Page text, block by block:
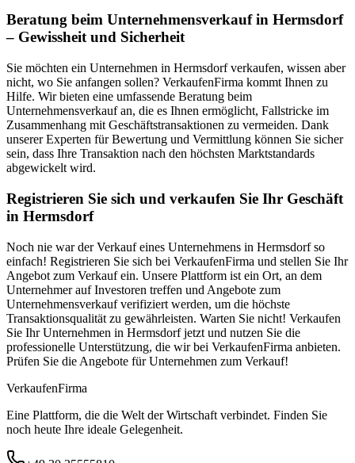
Beratung beim Unternehmensverkauf in Hermsdorf
– Gewissheit und Sicherheit
Sie möchten ein Unternehmen in Hermsdorf verkaufen, wissen aber
nicht, wo Sie anfangen sollen? VerkaufenFirma kommt Ihnen zu
Hilfe. Wir bieten eine umfassende Beratung beim
Unternehmensverkauf an, die es Ihnen ermöglicht, Fallstricke im
Zusammenhang mit Geschäftstransaktionen zu vermeiden. Dank
unserer Experten für Bewertung und Vermittlung können Sie sicher
sein, dass Ihre Transaktion nach den höchsten Marktstandards
abgewickelt wird.
Registrieren Sie sich und verkaufen Sie Ihr Geschäft
in Hermsdorf
Noch nie war der Verkauf eines Unternehmens in Hermsdorf so
einfach! Registrieren Sie sich bei VerkaufenFirma und stellen Sie Ihr
Angebot zum Verkauf ein. Unsere Plattform ist ein Ort, an dem
Unternehmer auf Investoren treffen und Angebote zum
Unternehmensverkauf verifiziert werden, um die höchste
Transaktionsqualität zu gewährleisten. Warten Sie nicht! Verkaufen
Sie Ihr Unternehmen in Hermsdorf jetzt und nutzen Sie die
professionelle Unterstützung, die wir bei VerkaufenFirma anbieten.
Prüfen Sie die Angebote für Unternehmen zum Verkauf!
VerkaufenFirma
Eine Plattform, die die Welt der Wirtschaft verbindet. Finden Sie
noch heute Ihre ideale Gelegenheit.